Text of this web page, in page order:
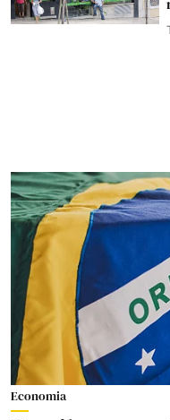
Economia